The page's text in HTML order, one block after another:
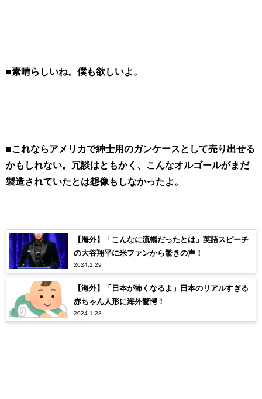
■素晴らしいね。僕も欲しいよ。
■これならアメリカで紳士用のガンケースとして売り出せる
かもしれない。冗談はともかく、こんなオルゴールがまだ
製造されていたとは想像もしなかったよ。
【海外】「こんなに流暢だったとは」英語スピーチ
の大谷翔平に米ファンから驚きの声！
2024.1.29
【海外】「日本が怖くなるよ」日本のリアルすぎる
赤ちゃん人形に海外驚愕！
2024.1.28